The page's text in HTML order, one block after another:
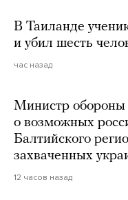
В Таиланде
и убил шесть
час назад
Министр
о возможных
Балтийского
захваченных
12 часов назад